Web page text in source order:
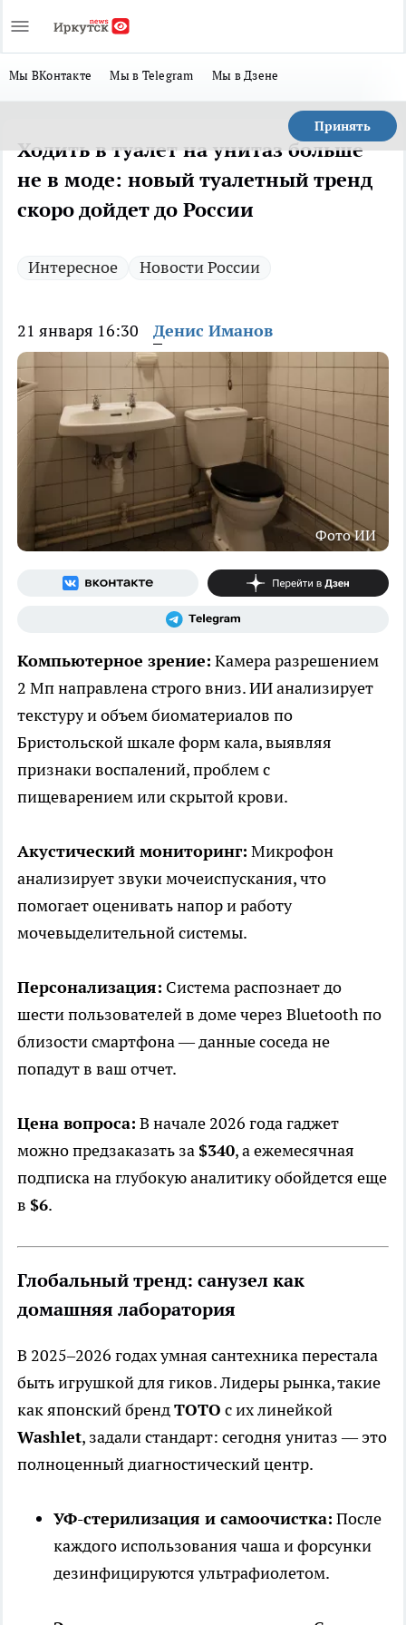
Мы ВКонтакте Мы в Telegram Мы в Дзене
Принять
Ходить в туалет на унитаз больше
не в моде: новый туалетный тренд
скоро дойдет до России
Интересное Новости России
21 января 16:30 Денис Иманов
Фото ИИ
Компьютерное зрение: Камера разрешением
2 Мп направлена строго вниз. ИИ анализирует
текстуру и объем биоматериалов по
Бристольской шкале форм кала, выявляя
признаки воспалений, проблем с
пищеварением или скрытой крови.
Акустический мониторинг: Микрофон
анализирует звуки мочеиспускания, что
помогает оценивать напор и работу
мочевыделительной системы.
Персонализация: Система распознает до
шести пользователей в доме через Bluetooth по
близости смартфона — данные соседа не
попадут в ваш отчет.
Цена вопроса: В начале 2026 года гаджет
можно предзаказать за $340, а ежемесячная
подписка на глубокую аналитику обойдется еще
в $6.
Глобальный тренд: санузел как
домашняя лаборатория
В 2025–2026 годах умная сантехника перестала
быть игрушкой для гиков. Лидеры рынка, такие
как японский брендTOTO с их линейкой
Washlet, задали стандарт: сегодня унитаз — это
полноценный диагностический центр.
УФ-стерилизация и самоочистка: После
каждого использования чаша и форсунки
дезинфицируются ультрафиолетом.